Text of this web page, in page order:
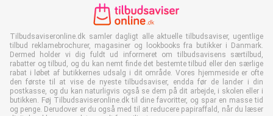
Tilbudsaviseronline.dk samler dagligt alle aktuelle tilbudsaviser, ugentlige
tilbud reklamebrochurer, magasiner og lookbooks fra butikker i Danmark.
Dermed holder vi dig fuldt ud informeret om tilbudsavisens særtilbud,
rabatter og tilbud, og du kan nemt finde det bestemte tilbud eller den særlige
rabat i løbet af butikkernes udsalg i dit område. Vores hjemmeside er ofte
den første til at vise de nyeste tilbudsaviser, endda før de lander i din
postkasse, og du kan naturligvis også se dem på dit arbejde, i skolen eller i
butikken. Føj Tilbudsaviseronline.dk til dine favoritter, og spar en masse tid
og penge. Derudover er du også med til at reducere papiraffald, når du læser